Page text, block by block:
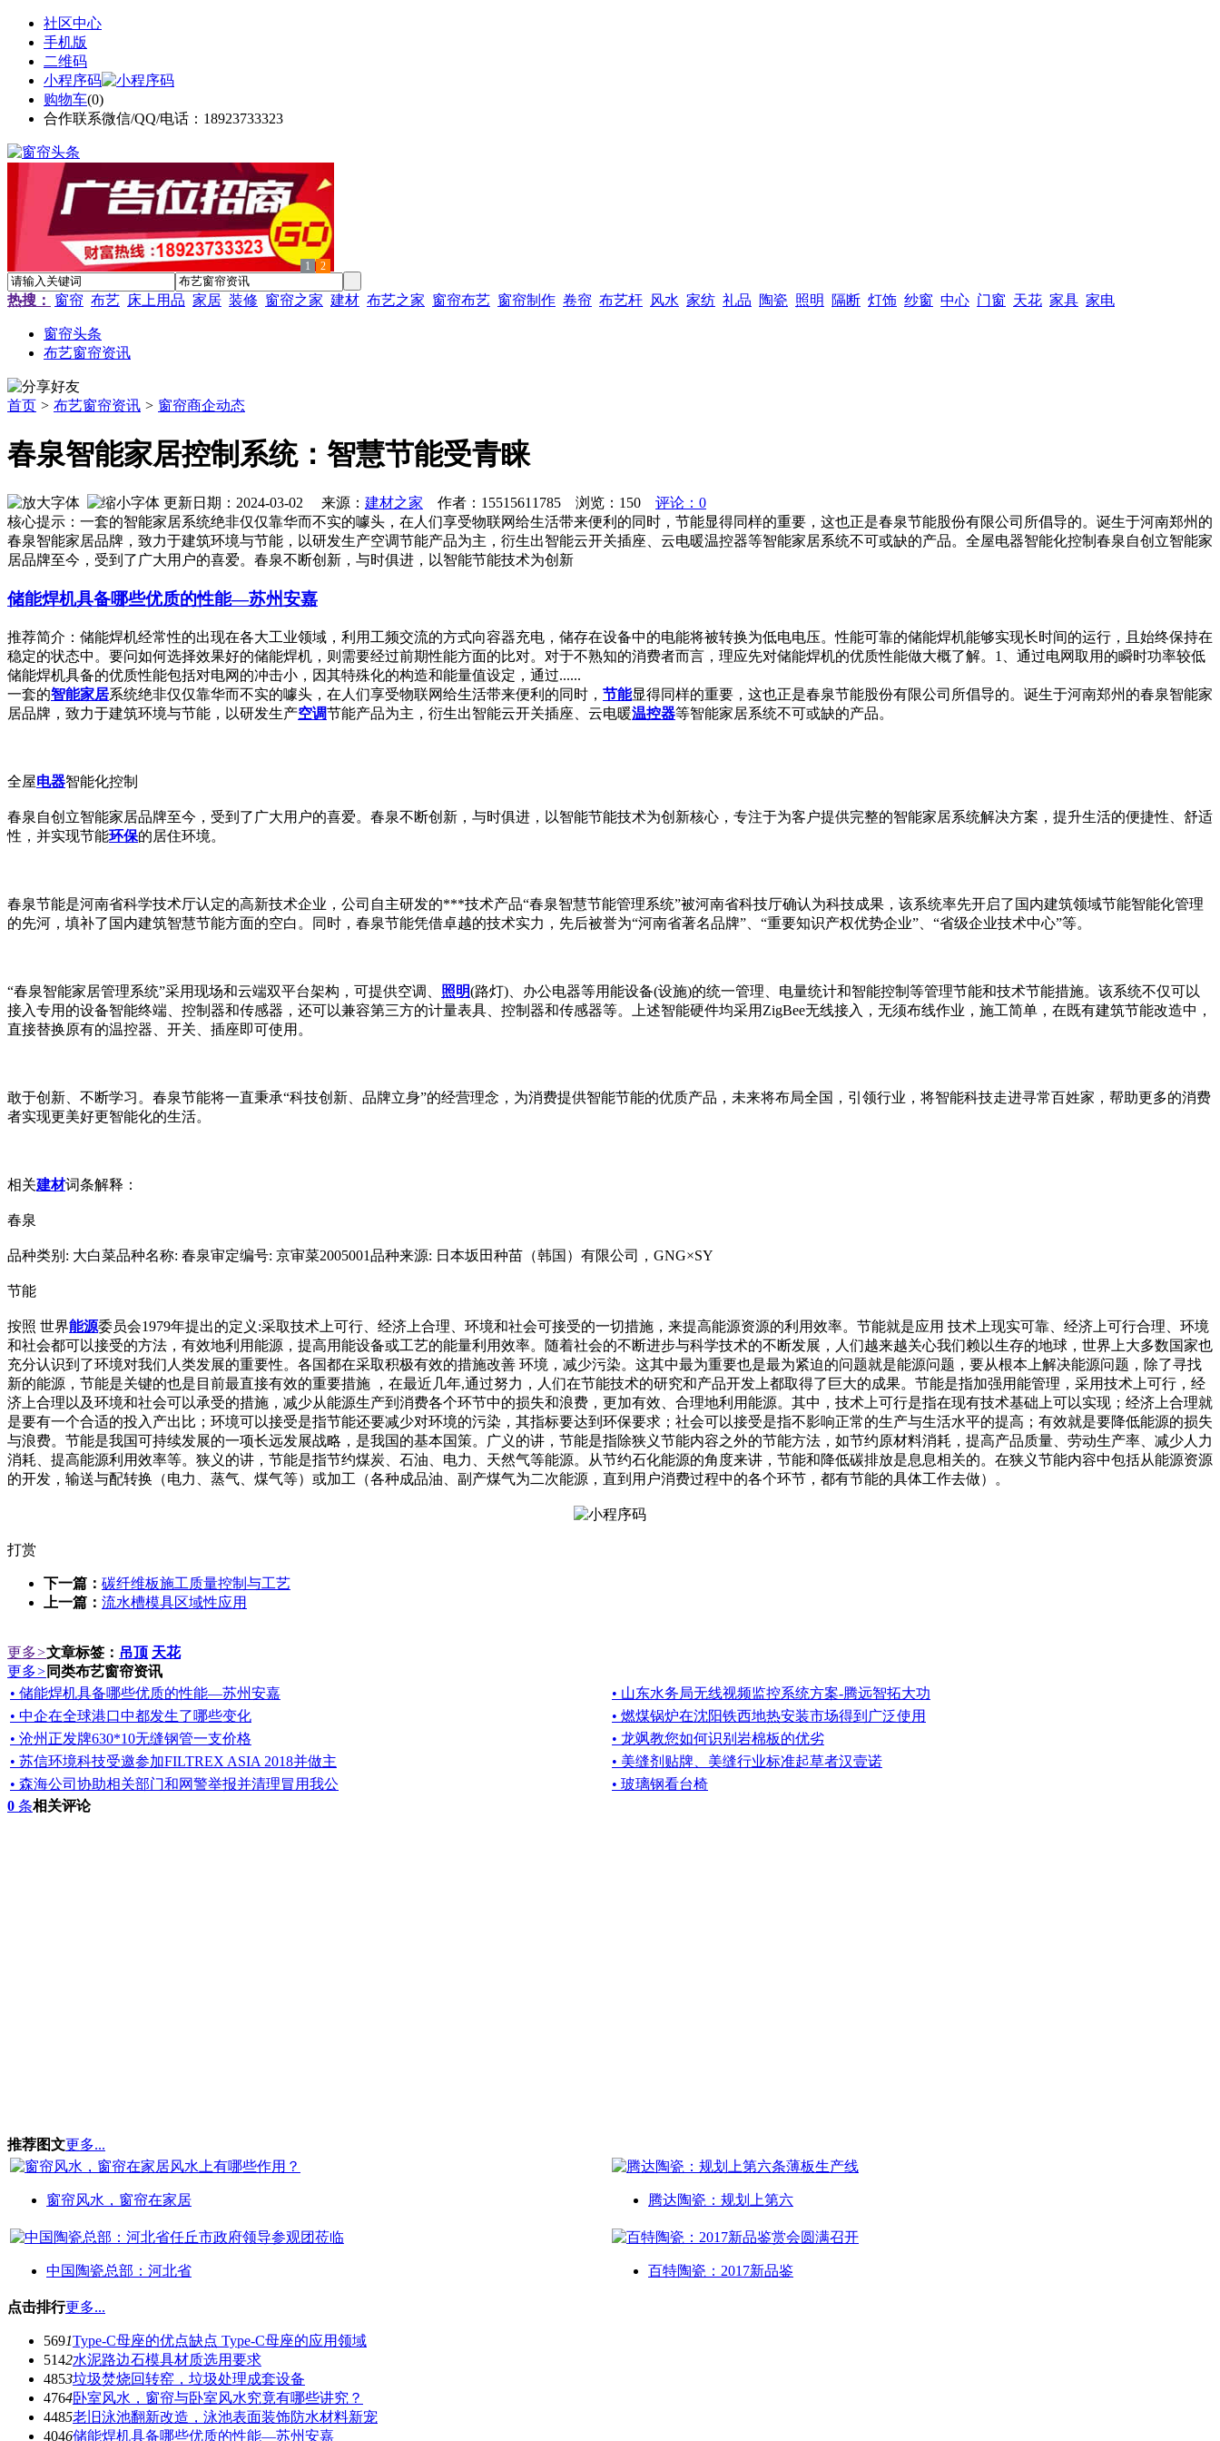
社区中心
手机版
二维码
小程序码
购物车(0)
合作联系微信/QQ/电话：18923733323
1 2
热搜： 窗帘 布艺 床上用品 家居 装修 窗帘之家 建材 布艺之家 窗帘布艺 窗帘制作 卷帘 布艺杆 风水 家纺 礼品 陶瓷 照明 隔断 灯饰 纱窗 中心 门窗 天花 家具 家电
窗帘头条
布艺窗帘资讯
首页 > 布艺窗帘资讯 > 窗帘商企动态
春泉智能家居控制系统：智慧节能受青睐
更新日期：2024-03-02 来源： 建材之家 作者：15515611785 浏览： 150
评论：0
核心提示：一套的智能家居系统绝非仅仅靠华而不实的噱头，在人们享受物联网给生活带来便利的同时，节能显得同样的重要，这也正是春泉节能股份有限公司所倡导的。诞生于河南郑州的
春泉智能家居品牌，致力于建筑环境与节能，以研发生产空调节能产品为主，衍生出智能云开关插座、云电暖温控器等智能家居系统不可或缺的产品。全屋电器智能化控制春泉自创立智能家
居品牌至今，受到了广大用户的喜爱。春泉不断创新，与时俱进，以智能节能技术为创新
储能焊机具备哪些优质的性能—苏州安嘉
推荐简介：储能焊机经常性的出现在各大工业领域，利用工频交流的方式向容器充电，储存在设备中的电能将被转换为低电电压。性能可靠的储能焊机能够实现长时间的运行，且始终保持在
稳定的状态中。要问如何选择效果好的储能焊机，则需要经过前期性能方面的比对。对于不熟知的消费者而言，理应先对储能焊机的优质性能做大概了解。1、通过电网取用的瞬时功率较低
储能焊机具备的优质性能包括对电网的冲击小，因其特殊化的构造和能量值设定，通过......
一套的智能家居系统绝非仅仅靠华而不实的噱头，在人们享受物联网给生活带来便利的同时， 节能显得同样的重要，这也正是春泉节能股份有限公司所倡导的。诞生于河南郑州的春泉智能家
居品牌，致力于建筑环境与节能，以研发生产空调节能产品为主，衍生出智能云开关插座、云电暖温控器等智能家居系统不可或缺的产品。
全屋电器智能化控制
春泉自创立智能家居品牌至今，受到了广大用户的喜爱。春泉不断创新，与时俱进，以智能节能技术为创新核心，专注于为客户提供完整的智能家居系统解决方案，提升生活的便捷性、舒适
性，并实现节能环保的居住环境。
春泉节能是河南省科学技术厅认定的高新技术企业，公司自主研发的***技术产品“春泉智慧节能管理系统”被河南省科技厅确认为科技成果，该系统率先开启了国内建筑领域节能智能化管理
的先河，填补了国内建筑智慧节能方面的空白。同时，春泉节能凭借卓越的技术实力，先后被誉为“河南省著名品牌”、“重要知识产权优势企业”、“省级企业技术中心”等。
“春泉智能家居管理系统”采用现场和云端双平台架构，可提供空调、 照明(路灯)、办公电器等用能设备(设施)的统一管理、电量统计和智能控制等管理节能和技术节能措施。该系统不仅可以
接入专用的设备智能终端、控制器和传感器，还可以兼容第三方的计量表具、控制器和传感器等。上述智能硬件均采用ZigBee无线接入，无须布线作业，施工简单，在既有建筑节能改造中，
直接替换原有的温控器、开关、插座即可使用。
敢于创新、不断学习。春泉节能将一直秉承“科技创新、品牌立身”的经营理念，为消费提供智能节能的优质产品，未来将布局全国，引领行业，将智能科技走进寻常百姓家，帮助更多的消费
者实现更美好更智能化的生活。
相关建材词条解释：
春泉
品种类别: 大白菜品种名称: 春泉审定编号: 京审菜2005001品种来源: 日本坂田种苗（韩国）有限公司，GNG×SY
节能
按照 世界能源委员会1979年提出的定义:采取技术上可行、经济上合理、环境和社会可接受的一切措施，来提高能源资源的利用效率。节能就是应用 技术上现实可靠、经济上可行合理、环境
和社会都可以接受的方法，有效地利用能源，提高用能设备或工艺的能量利用效率。随着社会的不断进步与科学技术的不断发展，人们越来越关心我们赖以生存的地球，世界上大多数国家也
充分认识到了环境对我们人类发展的重要性。各国都在采取积极有效的措施改善 环境，减少污染。这其中最为重要也是最为紧迫的问题就是能源问题，要从根本上解决能源问题，除了寻找
新的能源，节能是关键的也是目前最直接有效的重要措施 ，在最近几年,通过努力，人们在节能技术的研究和产品开发上都取得了巨大的成果。节能是指加强用能管理，采用技术上可行，经
济上合理以及环境和社会可以承受的措施，减少从能源生产到消费各个环节中的损失和浪费，更加有效、合理地利用能源。其中，技术上可行是指在现有技术基础上可以实现；经济上合理就
是要有一个合适的投入产出比；环境可以接受是指节能还要减少对环境的污染，其指标要达到环保要求；社会可以接受是指不影响正常的生产与生活水平的提高；有效就是要降低能源的损失
与浪费。节能是我国可持续发展的一项长远发展战略，是我国的基本国策。广义的讲，节能是指除狭义节能内容之外的节能方法，如节约原材料消耗，提高产品质量、劳动生产率、减少人力
消耗、提高能源利用效率等。狭义的讲，节能是指节约煤炭、石油、电力、天然气等能源。从节约石化能源的角度来讲，节能和降低碳排放是息息相关的。在狭义节能内容中包括从能源资源
的开发，输送与配转换（电力、蒸气、煤气等）或加工（各种成品油、副产煤气为二次能源，直到用户消费过程中的各个环节，都有节能的具体工作去做）。
打赏
下一篇： 碳纤维板施工质量控制与工艺
上一篇： 流水槽模具区域性应用
更多>文章标签： 吊顶 天花
更多> 同类布艺窗帘资讯
• 储能焊机具备哪些优质的性能—苏州安嘉
• 山东水务局无线视频监控系统方案-腾远智拓大功
• 中企在全球港口中都发生了哪些变化
• 燃煤锅炉在沈阳铁西地热安装市场得到广泛使用
• 沧州正发牌630*10无缝钢管一支价格
• 龙飒教您如何识别岩棉板的优劣
• 苏信环境科技受邀参加FILTREX ASIA 2018并做主
• 美缝剂贴牌、美缝行业标准起草者汉壹诺
• 森海公司协助相关部门和网警举报并清理冒用我公
• 玻璃钢看台椅
0 条相关评论
推荐图文更多...
窗帘风水，窗帘在家居 腾达陶瓷：规划上第六
中国陶瓷总部：河北省 百特陶瓷：2017新品鉴
点击排行更多...
5691Type-C母座的优点缺点 Type-C母座的应用领域
5142水泥路边石模具材质选用要求
4853垃圾焚烧回转窑，垃圾处理成套设备
4764卧室风水，窗帘与卧室风水究竟有哪些讲究？
4485老旧泳池翻新改造，泳池表面装饰防水材料新宠
4046储能焊机具备哪些优质的性能—苏州安嘉